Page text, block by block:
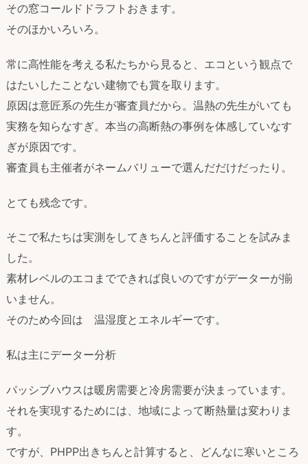
その窓コールドドラフトおきます。
そのほかいろいろ。
常に高性能を考える私たちから見ると、エコという観点で
はたいしたことない建物でも賞を取ります。
原因は意匠系の先生が審査員だから。温熱の先生がいても
実務を知らなすぎ。本当の高断熱の事例を体感していなす
ぎが原因です。
審査員も主催者がネームバリューで選んだだけだったり。
とても残念です。
そこで私たちは実測をしてきちんと評価することを試みま
した。
素材レベルのエコまでできれば良いのですがデーターが揃
いません。
そのため今回は 温湿度とエネルギーです。
私は主にデーター分析
パッシブハウスは暖房需要と冷房需要が決まっています。
それを実現するためには、地域によって断熱量は変わりま
す。
ですが、PHPP出きちんと計算すると、どんなに寒いところ